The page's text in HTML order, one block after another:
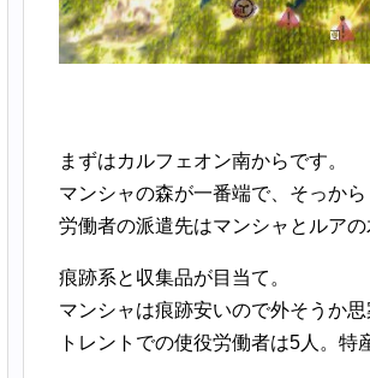
まずはカルフェオン南からです。
マンシャの森が一番端で、そっか
労働者の派遣先はマンシャとルアの
痕跡系と収集品が目当て。
マンシャは痕跡安いので外そうか思
トレントでの使役労働者は5人。特